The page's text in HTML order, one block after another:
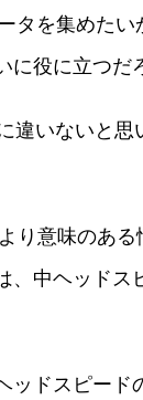
タを集めた
役に立つだ
いないと
り意味のあ
中ヘッドス
ドスピー